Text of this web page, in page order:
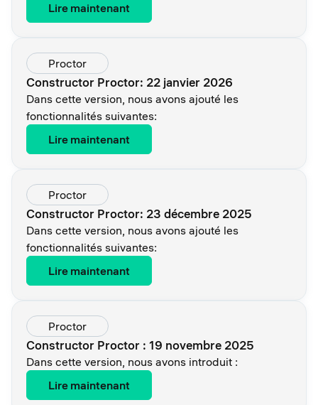
Lire maintenant
Proctor
Constructor Proctor: 22 janvier 2026
Dans cette version, nous avons ajouté les
fonctionnalités suivantes:
Lire maintenant
Proctor
Constructor Proctor: 23 décembre 2025
Dans cette version, nous avons ajouté les
fonctionnalités suivantes:
Lire maintenant
Proctor
Constructor Proctor : 19 novembre 2025
Dans cette version, nous avons introduit :
Lire maintenant